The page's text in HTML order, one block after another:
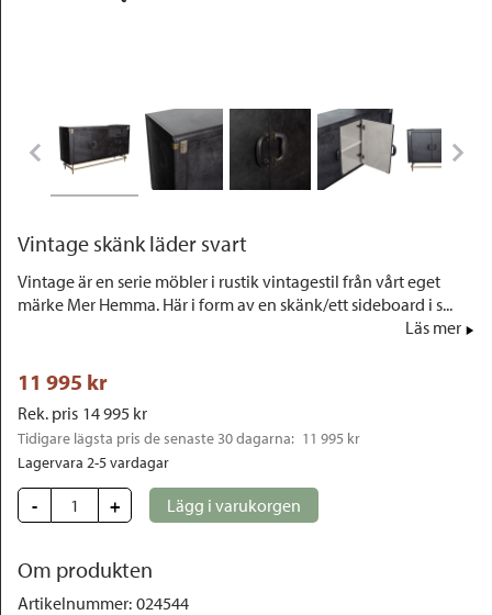
Vintage skänk läder svart
Vintage är en serie möbler i rustik vintagestil från vårt eget
märke Mer Hemma. Här i form av en skänk/ett sideboard i s...
Läs mer
11 995 kr
Rek. pris 14 995 kr
Tidigare lägsta pris de senaste 30 dagarna: 11 995 kr
Lagervara 2-5 vardagar
- + Lägg i varukorgen
Om produkten
Artikelnummer: 024544